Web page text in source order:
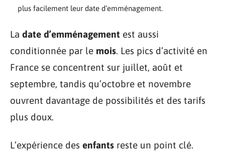
plus facilement leur date d’emménagement.
La date d’emménagement est aussi
conditionnée par le mois. Les pics d’activité en
France se concentrent sur juillet, août et
septembre, tandis qu’octobre et novembre
ouvrent davantage de possibilités et des tarifs
plus doux.
L’expérience des enfants reste un point clé.